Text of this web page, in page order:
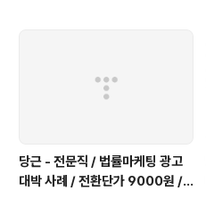
당근 - 전문직 / 법률마케팅 광고
대박 사례 / 전환단가 9000원 /